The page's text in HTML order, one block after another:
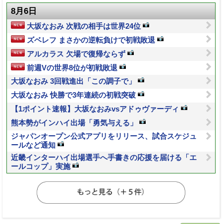
8月6日
大坂なおみ 次戦の相手は世界24位
ズベレフ まさかの逆転負けで初戦敗退
アルカラス 欠場で復帰ならず
前週Vの世界8位が初戦敗退
大坂なおみ 3回戦進出「この調子で」
大坂なおみ 快勝で3年連続の初戦突破
【1ポイント速報】大坂なおみvsアドゥヴァーディ
熊本勢がインハイ出場「勇気与える」
ジャパンオープン公式アプリをリリース、試合スケジュ
ールなど通知
近畿インターハイ出場選手へ手書きの応援を届ける「エ
ールコップ」実施